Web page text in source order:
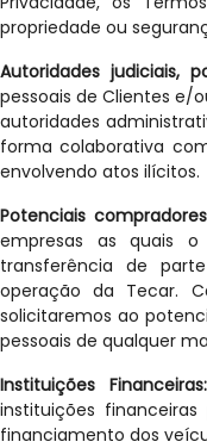
propriedade ou
Autoridades judiciais,
pessoais de Clientes e/
autoridades
forma colaborativa
envolvendo atos ilícitos.
Potenciais
empresas as quais
transferência de
operação da Tecar.
solicitaremos ao
pessoais de qualquer
Instituições Financeiras:
instituições
financiamento dos